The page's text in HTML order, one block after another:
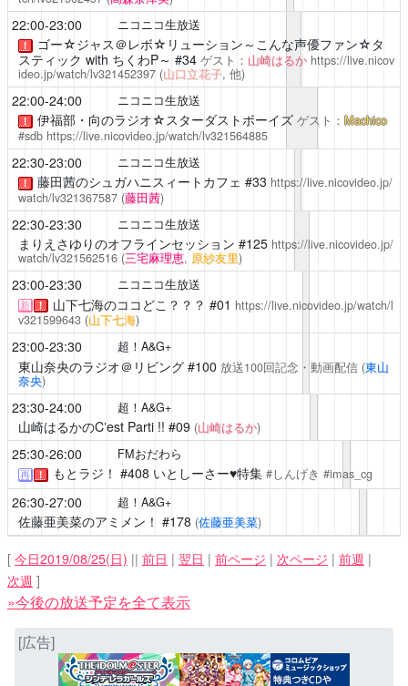
22:00-23:00 ニコニコ生放送
！
ゴー☆ジャス＠レボ☆リューション～こんな声優ファン☆タ
スティック with ちくわP～ #34 ゲスト： 山崎はるか https://live.nicov
ideo.jp/watch/lv321452397 (山口立花子, 他)
22:00-24:00 ニコニコ生放送
！ 伊福部・向のラジオ☆スターダストボーイズ ゲスト： Machico
#sdb https://live.nicovideo.jp/watch/lv321564885
22:30-23:00 ニコニコ生放送
！ 藤田茜のシュガハニスィートカフェ #33 https://live.nicovideo.jp/
watch/lv321367587 (藤田茜)
22:30-23:30 ニコニコ生放送
まりえさゆりのオフラインセッション #125 https://live.nicovideo.jp/
watch/lv321562516 (三宅麻理恵, 原紗友里)
23:00-23:30 ニコニコ生放送
新 ！ 山下七海のココどこ？？？ #01 https://live.nicovideo.jp/watch/l
v321599643 (山下七海)
23:00-23:30 超！A&G+
東山奈央のラジオ＠リビング#100 放送100回記念・動画配信 (東山
奈央)
23:30-24:00 超！A&G+
山崎はるかのCʼest Parti !! #09 (山崎はるか)
25:30-26:00 FMおだわら
再 ！ もとラジ！ #408 いとしーさー♥特集 #しんげき #imas_cg
26:30-27:00 超！A&G+
佐藤亜美菜のアミメン！ #178 (佐藤亜美菜)
[ 今日2019/08/25(日) || 前日 | 翌日 | 前ページ | 次ページ | 前週 |
次週 ]
»今後の放送予定を全て表示
[広告]